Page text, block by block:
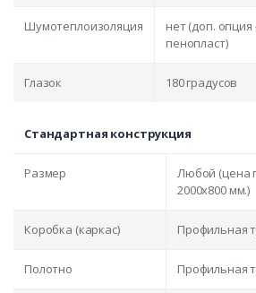
Шумотеплоизоляция
нет (доп.
пенопласт)
Глазок 180 градусов
Стандартная конструкция
Размер
Любой (цена
2000x800 мм.)
Коробка (каркас) Профильная
Полотно Профильная